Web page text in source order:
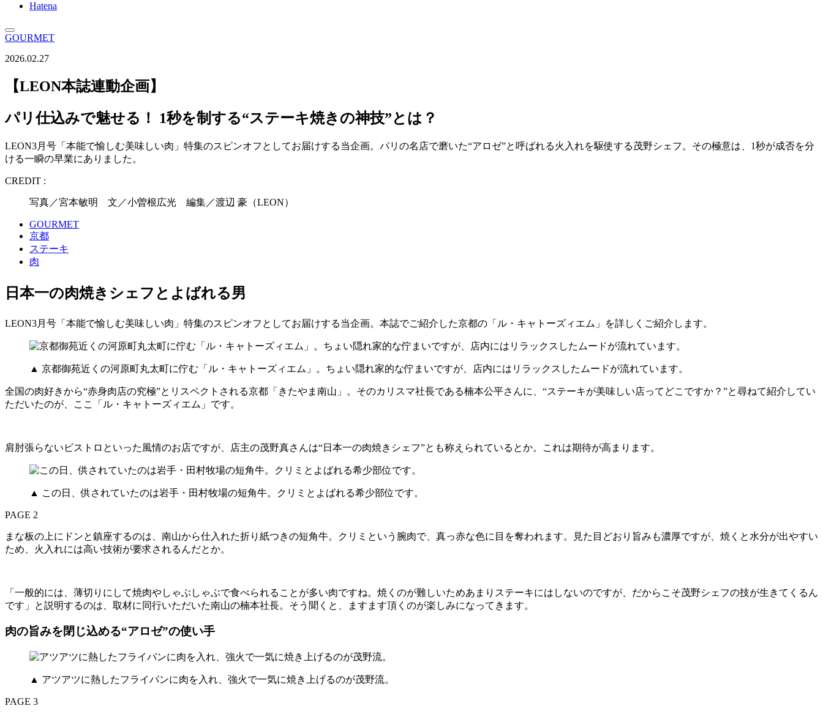
Hatena
GOURMET
2026.02.27
【LEON本誌連動企画】
パリ仕込みで魅せる！ 1秒を制する“ステーキ焼きの神技”とは？
LEON3月号「本能で愉しむ美味しい肉」特集のスピンオフとしてお届けする当企画。パリの名店で磨いた“アロゼ”と呼ばれる火入れを駆使する茂野シェフ。その極意は、1秒が成否を分
ける一瞬の早業にありました。
CREDIT :
写真／宮本敏明 文／小曽根広光 編集／渡辺 豪（LEON）
GOURMET
京都
ステーキ
肉
日本一の肉焼きシェフとよばれる男
LEON3月号「本能で愉しむ美味しい肉」特集のスピンオフとしてお届けする当企画。本誌でご紹介した京都の「ル・キャトーズィエム」を詳しくご紹介します。
▲ 京都御苑近くの河原町丸太町に佇む「ル・キャトーズィエム」。ちょい隠れ家的な佇まいですが、店内にはリラックスしたムードが流れています。
全国の肉好きから“赤身肉店の究極”とリスペクトされる京都「きたやま南山」。そのカリスマ社長である楠本公平さんに、“ステーキが美味しい店ってどこですか？”と尋ねて紹介してい
ただいたのが、ここ「ル・キャトーズィエム」です。
肩肘張らないビストロといった風情のお店ですが、店主の茂野真さんは“日本一の肉焼きシェフ”とも称えられているとか。これは期待が高まります。
▲ この日、供されていたのは岩手・田村牧場の短角牛。クリミとよばれる希少部位です。
PAGE 2
まな板の上にドンと鎮座するのは、南山から仕入れた折り紙つきの短角牛。クリミという腕肉で、真っ赤な色に目を奪われます。見た目どおり旨みも濃厚ですが、焼くと水分が出やすい
ため、火入れには高い技術が要求されるんだとか。
「一般的には、薄切りにして焼肉やしゃぶしゃぶで食べられることが多い肉ですね。焼くのが難しいためあまりステーキにはしないのですが、だからこそ茂野シェフの技が生きてくるん
です」と説明するのは、取材に同行いただいた南山の楠本社長。そう聞くと、ますます頂くのが楽しみになってきます。
肉の旨みを閉じ込める“アロゼ”の使い手
▲ アツアツに熱したフライパンに肉を入れ、強火で一気に焼き上げるのが茂野流。
PAGE 3